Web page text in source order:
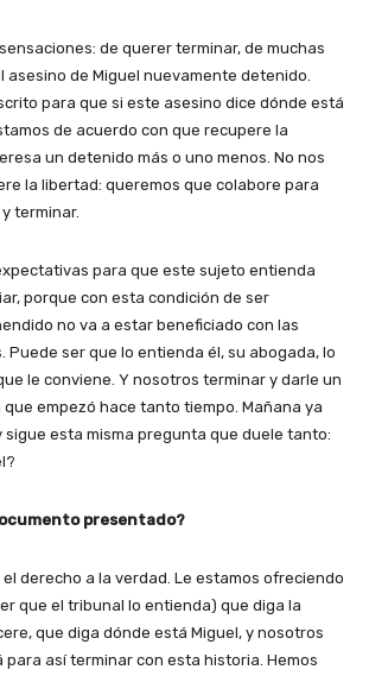
de querer terminar, de muchas
de Miguel nuevamente detenido.
para que si este asesino dice dónde está
de acuerdo con que recupere la
un detenido más o uno menos. No nos
la libertad: queremos que colabore para
terminar.
para que este sujeto entienda
porque con esta condición de ser
no va a estar beneficiado con las
Puede ser que lo entienda él, su abogada, lo
le conviene. Y nosotros terminar y darle un
empezó hace tanto tiempo. Mañana ya
esta misma pregunta que duele tanto:
presentado?
derecho a la verdad. Le estamos ofreciendo
que el tribunal lo entienda) que diga la
que diga dónde está Miguel, y nosotros
para así terminar con esta historia. Hemos